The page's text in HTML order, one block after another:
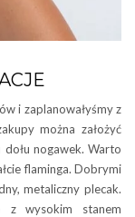
i zaplanowałyśmy z
można założyć
nogawek. Warto
flaminga. Dobrymi
metaliczny plecak.
z wysokim stanem